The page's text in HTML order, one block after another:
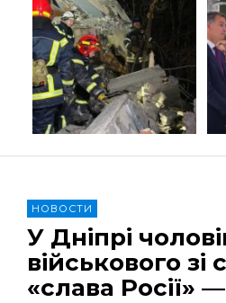
НОВОСТИ
У Дніпрі
військового зі
«слава Росії»